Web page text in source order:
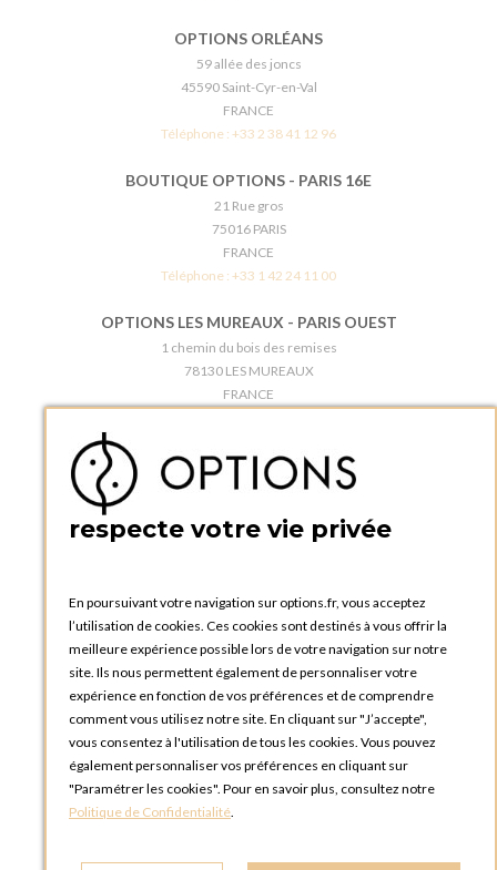
OPTIONS ORLÉANS
59 allée des joncs
45590 Saint-Cyr-en-Val
FRANCE
Téléphone : +33 2 38 41 12 96
BOUTIQUE OPTIONS - PARIS 16E
21 Rue gros
75016 PARIS
FRANCE
Téléphone : +33 1 42 24 11 00
OPTIONS LES MUREAUX - PARIS OUEST
1 chemin du bois des remises
78130 LES MUREAUX
FRANCE
BOUTIQUE OPTIONS - PARIS 5E
5 quai de la tournelle
FRANCE
OPTIONS ROUEN
Rue du Clos Tellier
76800 Saint-Etienne-du-Rouvray
FRANCE
Téléphone :+33 2 35 08 38 53
OPTIONS TOULOUSE
6 rue Gaye Marie, ZAC de Saint-Martin du Touch
31300 Toulouse
FRANCE
respecte votre vie privée
En poursuivant votre navigation sur options.fr, vous acceptez
l’utilisation de cookies. Ces cookies sont destinés à vous offrir la
meilleure expérience possible lors de votre navigation sur notre
site. Ils nous permettent également de personnaliser votre
expérience en fonction de vos préférences et de comprendre
comment vous utilisez notre site. En cliquant sur "J’accepte",
vous consentez à l'utilisation de tous les cookies. Vous pouvez
également personnaliser vos préférences en cliquant sur
"Paramétrer les cookies". Pour en savoir plus, consultez notre
Politique de Confidentialité.